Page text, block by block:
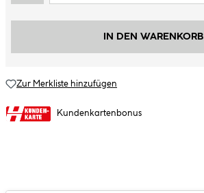
IN DEN WARENKORB
Zur Merkliste hinzufügen
Kundenkartenbonus